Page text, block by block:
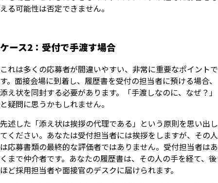
える可能性は否定できません。
ケース2：受付で手渡す場合
これは多くの応募者が間違いやすい、非常に重要なポイントで
す。面接会場に到着し、履歴書を受付の担当者に預ける場合、
添え状を同封する必要があります。「手渡しなのに、なぜ？」
と疑問に思うかもしれません。
先述した「添え状は挨拶の代理である」という原則を思い出し
てください。あなたは受付担当者には挨拶をしますが、その人
は応募書類の最終的な評価者ではありません。受付担当者はあ
くまで仲介者です。あなたの履歴書は、その人の手を経て、後
ほど採用担当者や面接官のデスクに届けられます。